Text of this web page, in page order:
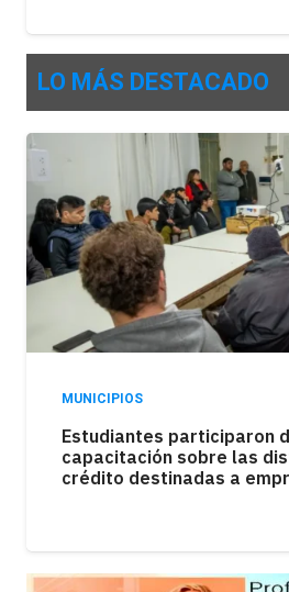
LO MÁS DESTACADO
Los kioscos atraviesan
las ventas como